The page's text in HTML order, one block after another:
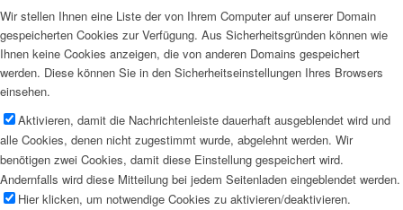
Wir stellen Ihnen eine Liste der von Ihrem Computer auf unserer Domain
gespeicherten Cookies zur Verfügung. Aus Sicherheitsgründen können wie
Ihnen keine Cookies anzeigen, die von anderen Domains gespeichert
werden. Diese können Sie in den Sicherheitseinstellungen Ihres Browsers
einsehen.
Aktivieren, damit die Nachrichtenleiste dauerhaft ausgeblendet wird und
alle Cookies, denen nicht zugestimmt wurde, abgelehnt werden. Wir
benötigen zwei Cookies, damit diese Einstellung gespeichert wird.
Andernfalls wird diese Mitteilung bei jedem Seitenladen eingeblendet werden.
Hier klicken, um notwendige Cookies zu aktivieren/deaktivieren.